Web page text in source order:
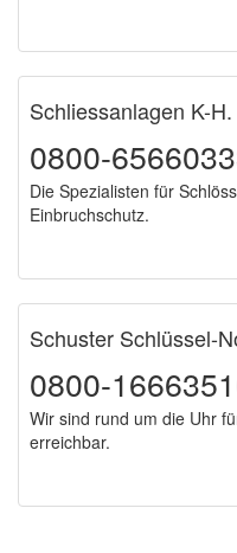
Schliessanlagen K-
0800-
Die Spezialisten für
Einbruchschutz.
Schuster Schlüssel-
0800-
Wir sind rund um die Uhr
erreichbar.